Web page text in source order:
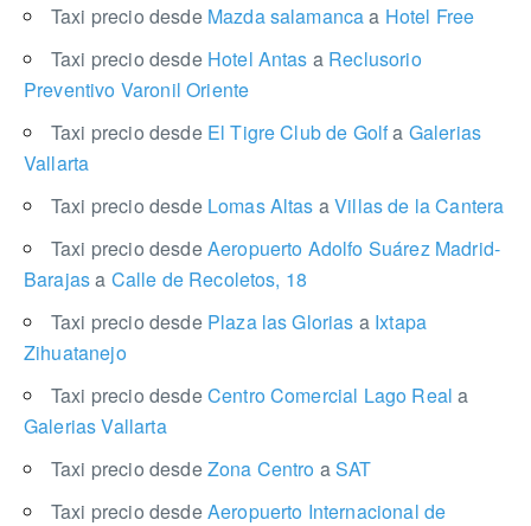
Taxi precio desde Mazda salamancaa Hotel Free
Taxi precio desde Hotel Antas aReclusorio
Preventivo Varonil Oriente
Taxi precio desde El Tigre Club de Golfa Galerias
Vallarta
Taxi precio desde Lomas Altas aVillas de la Cantera
Taxi precio desdeAeropuerto Adolfo Suárez Madrid-
Barajasa Calle de Recoletos, 18
Taxi precio desde Plaza las Glorias aIxtapa
Zihuatanejo
Taxi precio desdeCentro Comercial Lago Reala
Galerias Vallarta
Taxi precio desdeZona Centro aSAT
Taxi precio desdeAeropuerto Internacional de